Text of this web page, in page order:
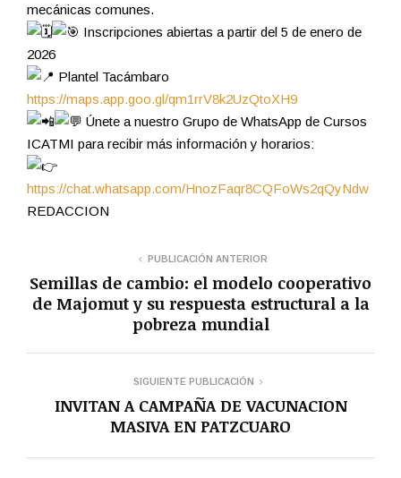
mecánicas comunes.
Inscripciones abiertas a partir del 5 de enero de
2026
Plantel Tacámbaro
https://maps.app.goo.gl/qm1rrV8k2UzQtoXH9
Únete a nuestro Grupo de WhatsApp de Cursos
ICATMI para recibir más información y horarios:
https://chat.whatsapp.com/HnozFaqr8CQFoWs2qQyNdw
REDACCION
PUBLICACIÓN ANTERIOR
Semillas de cambio: el modelo cooperativo
de Majomut y su respuesta estructural a la
pobreza mundial
SIGUIENTE PUBLICACIÓN
INVITAN A CAMPAÑA DE VACUNACION
MASIVA EN PATZCUARO